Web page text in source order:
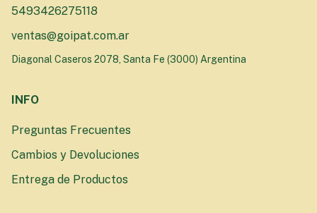
5493426275118
ventas@goipat.com.ar
Diagonal Caseros 2078, Santa Fe (3000) Argentina
INFO
Preguntas Frecuentes
Cambios y Devoluciones
Entrega de Productos